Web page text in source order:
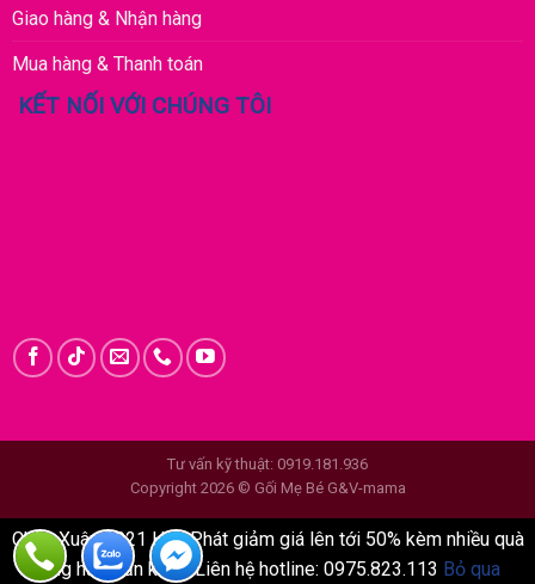
Giao hàng & Nhận hàng
Mua hàng & Thanh toán
KẾT NỐI VỚI CHÚNG TÔI
Tư vấn kỹ thuật: 0919.181.936
Copyright 2026 © Gối Mẹ Bé G&V-mama
Chào Xuân 2021 Hòa Phát giảm giá lên tới 50% kèm nhiều quà
tặng hấp dẫn khác. Liên hệ hotline: 0975.823.113 Bỏ qua